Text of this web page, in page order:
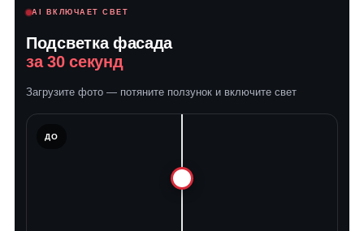
AI ВКЛЮЧАЕТ СВЕТ
Подсветка фасада
за 30 секунд
Загрузите фото — потяните ползунок и включите свет
ДО